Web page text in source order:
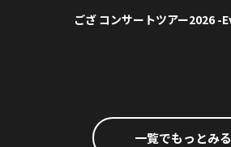
一覧でもっとみる